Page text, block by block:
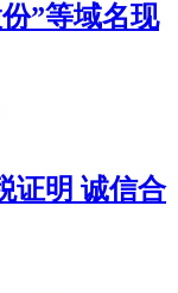
”等域名现
证明 诚信合